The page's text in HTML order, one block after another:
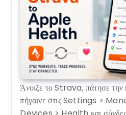
Άνοιξε το Strava, πάτησε την
πήγαινε στις Settings >